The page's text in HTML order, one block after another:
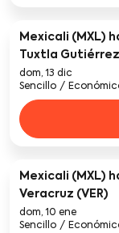
Mexicali (MXL)
Tuxtla
dom, 13 dic
Sencillo /
Mexicali (MXL)
Veracruz (VER)
dom, 10 ene
Sencillo /